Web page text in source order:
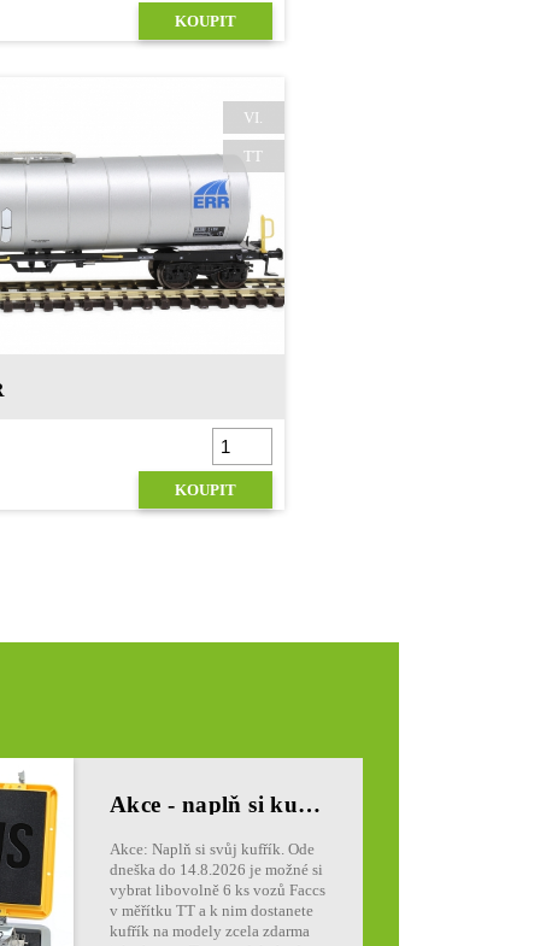
KOUPIT
VI.
TT
KOUPIT
Akce - naplň si kufřík
Akce: Naplň si svůj kufřík. Ode
dneška do 14.8.2026 je možné si
vybrat libovolně 6 ks vozů Faccs
v měřítku TT a k nim dostanete
kufřík na modely zcela zdarma